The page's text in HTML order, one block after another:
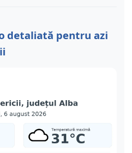
detaliată pentru azi